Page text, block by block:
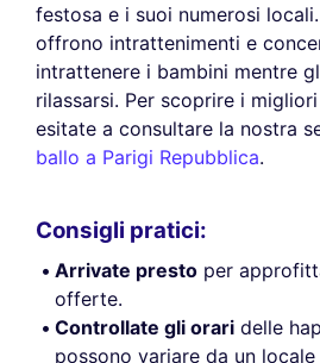
festosa e i suoi numerosi
offrono intrattenimenti e
intrattenere i bambini mentre
rilassarsi. Per scoprire i
esitate a consultare la nostra
ballo a Parigi Repubblica.
Consigli pratici:
Arrivate presto per
offerte.
Controllate gli orari delle
possono variare da un